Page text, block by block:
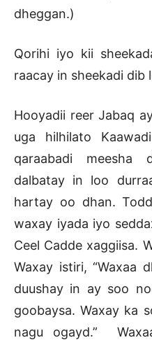
dheggan.)
Qorihi iyo kii
raacay in sheekadi dib
Hooyadii reer Jabaq
uga hilhilato
qaraabadi
dalbatay in loo
hartay oo dhan.
waxay iyada iyo
Ceel Cadde xaggiisa.
Waxay istiri, “Waxaa
duushay in ay soo
goobaysa. Waxay ka
nagu ogayd.”